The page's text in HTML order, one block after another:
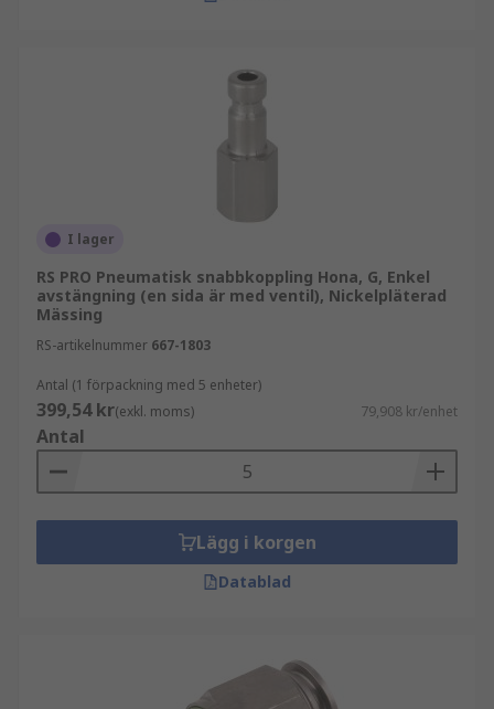
I lager
RS PRO Pneumatisk snabbkoppling Hona, G, Enkel
avstängning (en sida är med ventil), Nickelpläterad
Mässing
RS-artikelnummer 667-1803
Antal (1 förpackning med 5 enheter)
399,54 kr(exkl. moms) 79,908 kr/enhet
Antal
Lägg i korgen
Datablad